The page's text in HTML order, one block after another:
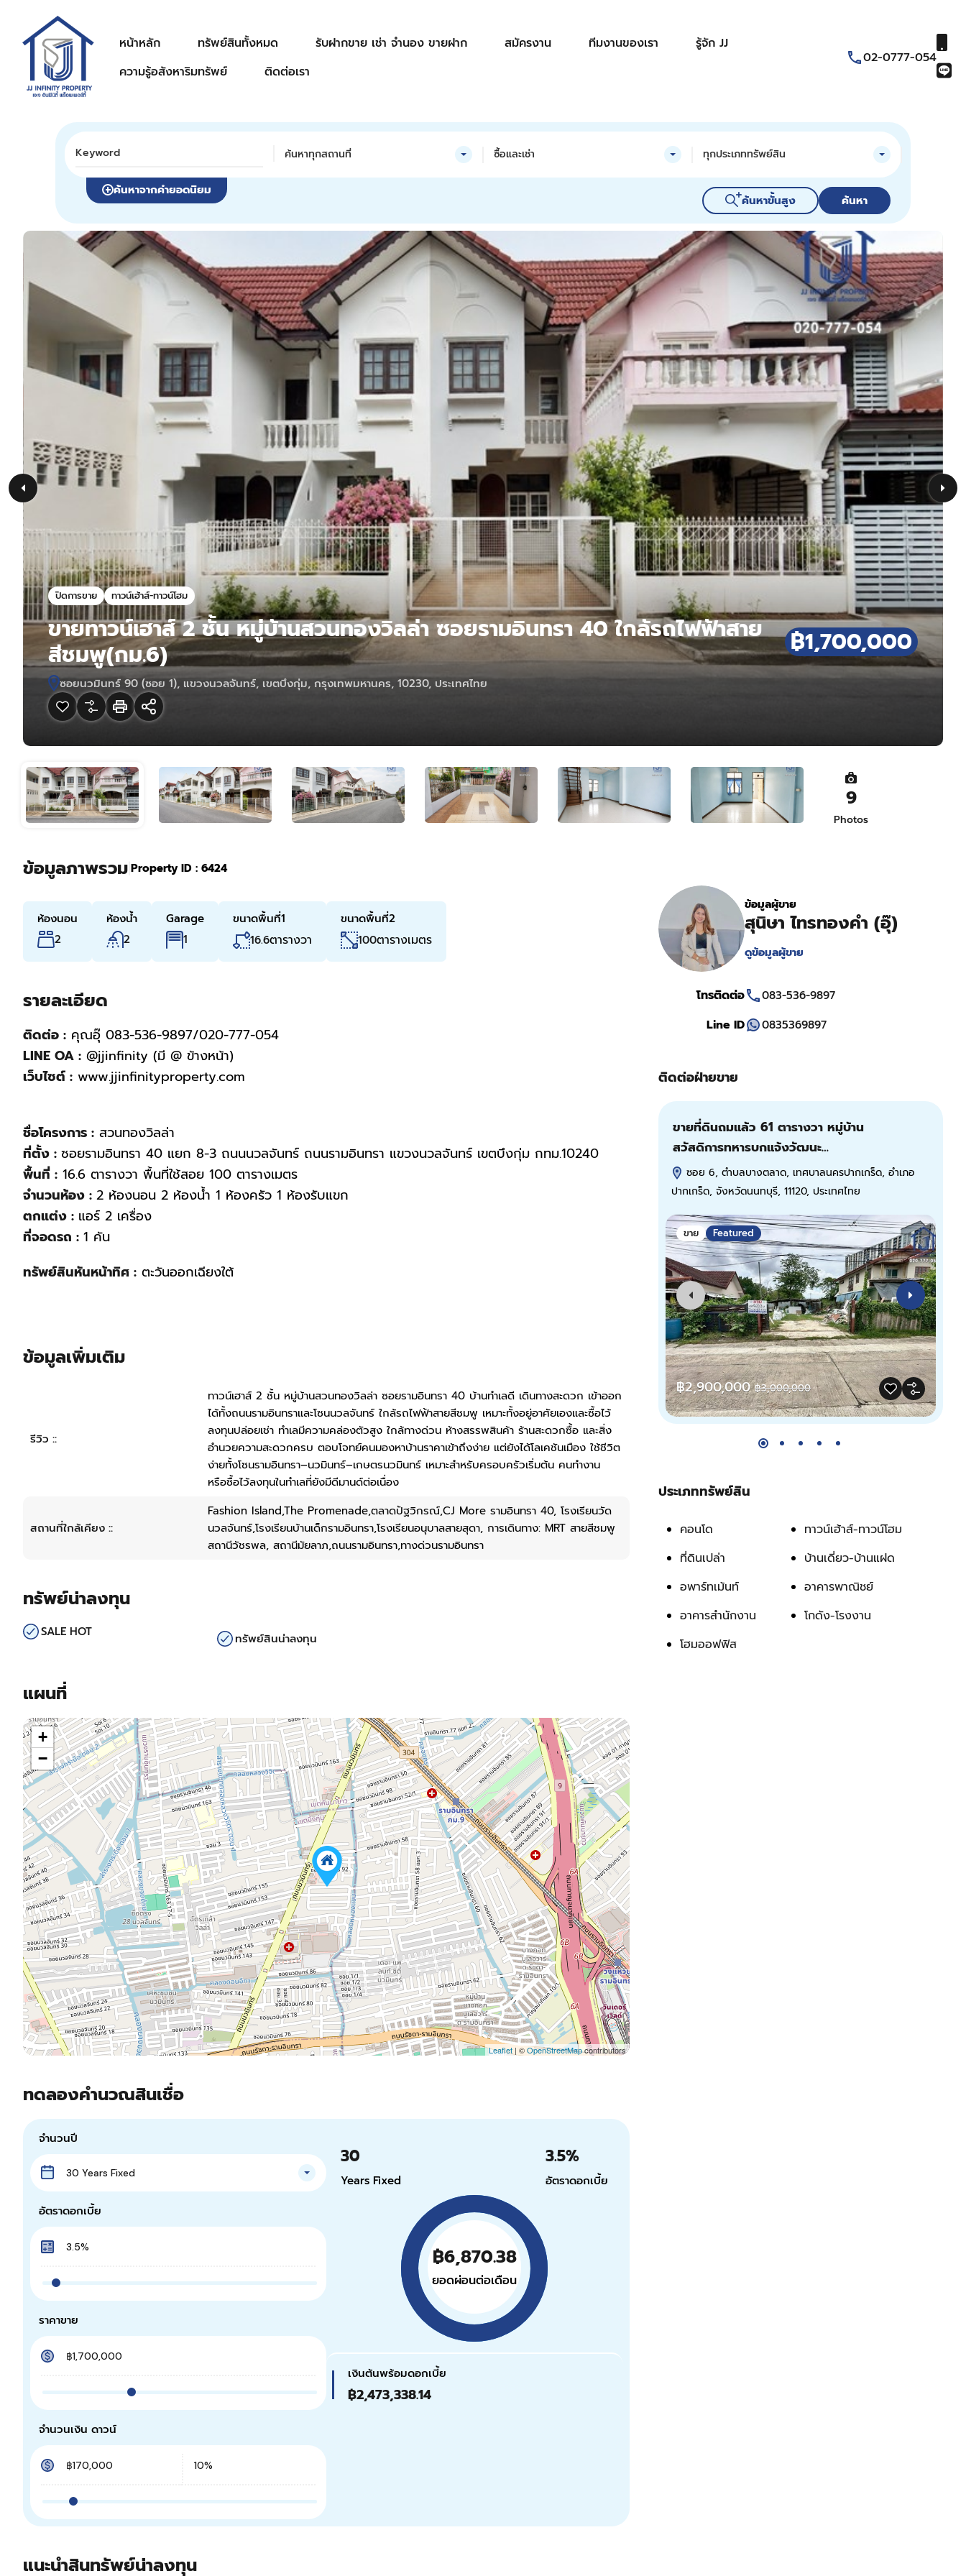
หน้าหลัก ทรัพย์สินทั้งหมด รับฝากขาย เช่า จำนอง ขายฝาก สมัครงาน ทีมงานของเรา
รู้จัก JJ
ความรู้อสังหาริมทรัพย์
ติดต่อเรา
02-0777-054
ค้นหาทุกสถานที่ ซื้อและเช่า ทุกประเภททรัพย์สิน
ค้นหาจากคำยอดนิยม
ค้นหาขั้นสูง ค้นหา
ปิดการขาย ทาวน์เฮ้าส์-ทาวน์โฮม
ขายทาวน์เฮาส์ 2 ชั้น หมู่บ้านสวนทองวิลล่า ซอยรามอินทรา 40 ใกล้รถไฟฟ้าสาย
สีชมพู(กม.6) ฿1,700,000
ซอยนวมินทร์ 90 (ซอย 1), แขวงนวลจันทร์, เขตบึงกุ่ม, กรุงเทพมหานคร, 10230, ประเทศไทย
9
Photos
ข้อมูลภาพรวมProperty ID : 6424
ห้องนอน
2
ห้องน้ำ
2
Garage
1
ขนาดพื้นที่1
16.6ตารางวา
ขนาดพื้นที่2
100ตารางเมตร
รายละเอียด
ติดต่อ : คุณอุ๊ 083-536-9897/020-777-054
LINE OA : @jjinfinity (มี @ ข้างหน้า)
เว็บไซต์ : www.jjinfinityproperty.com
ชื่อโครงการ : สวนทองวิลล่า
ที่ตั้ง : ซอยรามอินทรา 40 แยก 8-3 ถนนนวลจันทร์ ถนนรามอินทรา แขวงนวลจันทร์ เขตบึงกุ่ม กทม.10240
พื้นที่ : 16.6 ตารางวา พื้นที่ใช้สอย 100 ตารางเมตร
จำนวนห้อง : 2 ห้องนอน 2 ห้องน้ำ 1 ห้องครัว 1 ห้องรับแขก
ตกแต่ง : แอร์ 2 เครื่อง
ที่จอดรถ : 1 คัน
ทรัพย์สินหันหน้าทิศ : ตะวันออกเฉียงใต้
ข้อมูลเพิ่มเติม
รีวิว ::
ทาวน์เฮาส์ 2 ชั้น หมู่บ้านสวนทองวิลล่า ซอยรามอินทรา 40 บ้านทำเลดี เดินทางสะดวก เข้าออก
ได้ทั้งถนนรามอินทราและโซนนวลจันทร์ ใกล้รถไฟฟ้าสายสีชมพู เหมาะทั้งอยู่อาศัยเองและซื้อไว้
ลงทุนปล่อยเช่า ทำเลมีความคล่องตัวสูง ใกล้ทางด่วน ห้างสรรพสินค้า ร้านสะดวกซื้อ และสิ่ง
อำนวยความสะดวกครบ ตอบโจทย์คนมองหาบ้านราคาเข้าถึงง่าย แต่ยังได้โลเคชันเมือง ใช้ชีวิต
ง่ายทั้งโซนรามอินทรา–นวมินทร์–เกษตรนวมินทร์ เหมาะสำหรับครอบครัวเริ่มต้น คนทำงาน
หรือซื้อไว้ลงทุนในทำเลที่ยังมีดีมานด์ต่อเนื่อง
สถานที่ใกล้เคียง ::
Fashion Island,The Promenade,ตลาดปัฐวิกรณ์,CJ More รามอินทรา 40, โรงเรียนวัด
นวลจันทร์,โรงเรียนบ้านเด็กรามอินทรา,โรงเรียนอนุบาลสายสุดา, การเดินทาง: MRT สายสีชมพู
สถานีวัชรพล, สถานีมัยลาภ,ถนนรามอินทรา,ทางด่วนรามอินทรา
ทรัพย์น่าลงทุน
SALE HOT ทรัพย์สินน่าลงทุน
แผนที่
+
−
Leaflet | ©OpenStreetMapcontributors
ทดลองคำนวณสินเชื่อ
จำนวนปี
30 Years Fixed
อัตราดอกเบี้ย
ราคาขาย
จำนวนเงิน ดาวน์
30
Years Fixed
3.5%
อัตราดอกเบี้ย
฿6,870.38
ยอดผ่อนต่อเดือน
เงินต้นพร้อมดอกเบี้ย
฿2,473,338.14
ข้อมูลผู้ขาย
สุนิษา ไทรทองคำ (อุ๊)
ดูข้อมูลผู้ขาย
โทรติดต่อ 083-536-9897
Line ID 0835369897
ติดต่อฝ่ายขาย
ขายที่ดินถมแล้ว 61 ตารางวา หมู่บ้าน
สวัสดิการทหารบกแจ้งวัฒนะ…
ซอย 6, ตำบลบางตลาด, เทศบาลนครปากเกร็ด, อำเภอ
ปากเกร็ด, จังหวัดนนทบุรี, 11120, ประเทศไทย
ขาย Featured
฿2,900,000 ฿3,000,000
ประเภททรัพย์สิน
คอนโด
ทาวน์เฮ้าส์-ทาวน์โฮม
ที่ดินเปล่า
บ้านเดี่ยว-บ้านแฝด
อพาร์ทเม้นท์
อาคารพาณิชย์
อาคารสำนักงาน
โกดัง-โรงงาน
โฮมออฟฟิส
แนะนำสินทรัพย์น่าลงทุน